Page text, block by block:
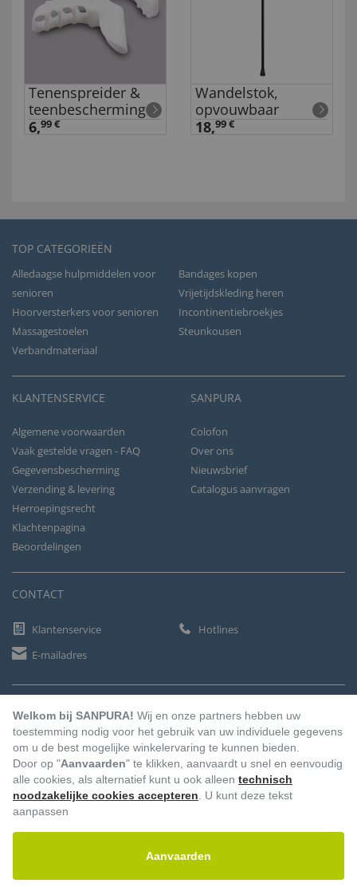
Tenenspreider &
teenbescherming
6,99 €
Wandelstok,
opvouwbaar
18,99 €
TOP CATEGORIEËN
Alledaagse hulpmiddelen voor
senioren
Bandages kopen
Vrijetijdskleding heren
Hoorversterkers voor senioren
Incontinentiebroekjes
Massagestoelen
Steunkousen
Verbandmateriaal
KLANTENSERVICE
Algemene voorwaarden
Vaak gestelde vragen - FAQ
Gegevensbescherming
Verzending & levering
Herroepingsrecht
Klachtenpagina
Beoordelingen
SANPURA
Colofon
Over ons
Nieuwsbrief
Catalogus aanvragen
CONTACT
Klantenservice
Hotlines
E-mailadres
Vooruitbetaling Factuur Automatische afschrijving
Welkom bij SANPURA! Wij en onze partners hebben uw
toestemming nodig voor het gebruik van uw individuele gegevens
om u de best mogelijke winkelervaring te kunnen bieden.
Door op "Aanvaarden" te klikken, aanvaardt u snel en eenvoudig
alle cookies, als alternatief kunt u ook alleen technisch
noodzakelijke cookies accepteren . U kunt deze tekst
aanpassen
Aanvaarden